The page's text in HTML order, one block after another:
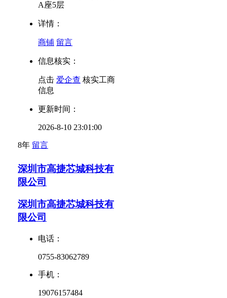
A座5层
详情：
商铺 留言
信息核实：
点击 爱企查 核实工商
信息
更新时间：
2026-8-10 23:01:00
8年 留言
深圳市高捷芯城科技有
限公司
深圳市高捷芯城科技有
限公司
电话：
0755-83062789
手机：
19076157484